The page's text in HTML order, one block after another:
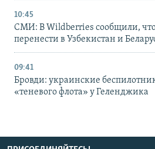
10:45
СМИ: В Wildberries сообщили, что
перенести в Узбекистан и
09:41
Бровди: украинские
«теневого флота» у Геленджика